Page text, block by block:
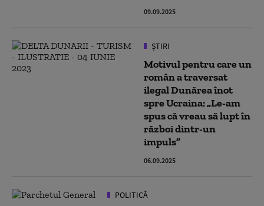
09.09.2025
ȘTIRI
Motivul pentru care un
român a traversat
ilegal Dunărea înot
spre Ucraina: „Le-am
spus că vreau să lupt în
război dintr-un
impuls”
06.09.2025
POLITICĂ